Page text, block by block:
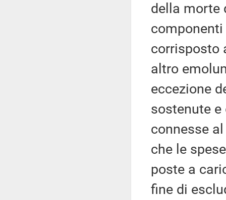
della morte
corrisposto
altro
eccezione
sostenute
connesse
che le
poste a
fine di